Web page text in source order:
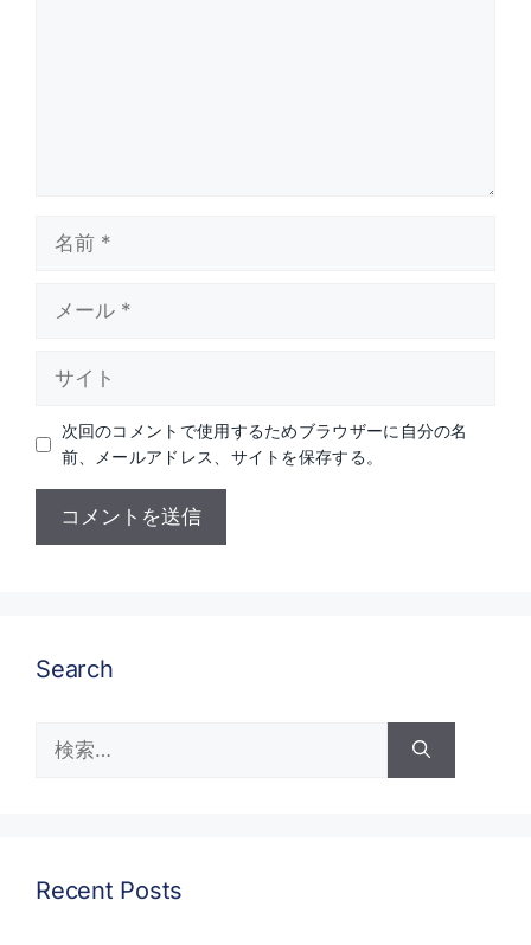
次回のコメントで使用するためブラウザーに自分の名
前、メールアドレス、サイトを保存する。
Search
索:
Recent Posts